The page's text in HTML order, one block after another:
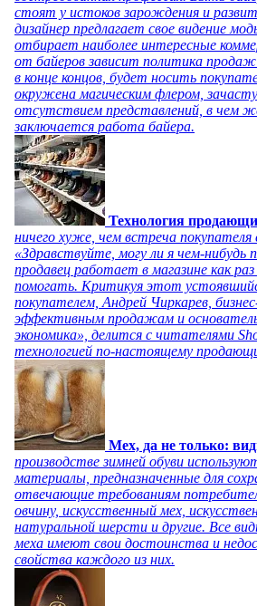
стоят у истоков зарождения и
дизайнер предлагает свое видение
отбирает наиболее интересные
от байеров зависит политика
в конце концов, будет носить
окружена магическим флером,
отсутствием представлений, в чем
заключается работа байера.
Технология
ничего хуже, чем встреча покупателя
«Здравствуйте, могу ли я чем-нибудь
продавец работает в магазине как
помогать. Критикуя этот
покупателем, Андрей Чиркарев,
эффективным продажам и
экономика», делится с читателями
технологией по-настоящему
Мех, да не только:
производстве зимней обуви
материалы, предназначенные для
отвечающие требованиям
овчину, искусственный мех,
натуральной шерсти и другие. Все
меха имеют свои достоинства и
свойства каждого из них.